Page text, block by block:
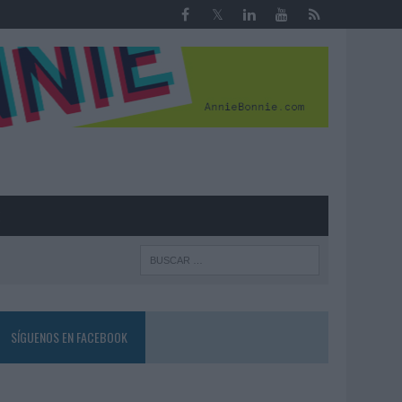
SÍGUENOS EN FACEBOOK